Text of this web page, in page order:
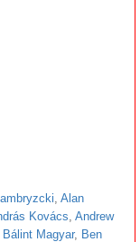
Alan
Kovács Andrew
Bálint Magyar, Ben